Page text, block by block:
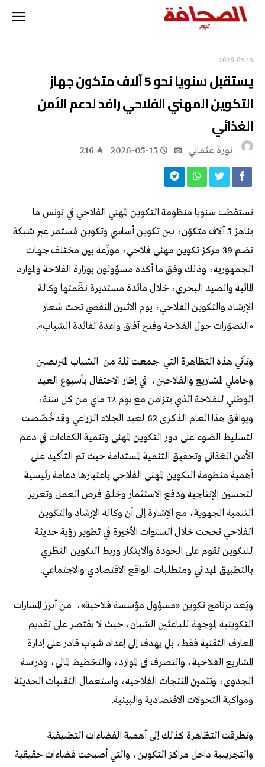
2026-05-15
يستقبل سنويا نحو 5 آلاف متكون جهاز
التكوين المهني الفلاحي رافد لدعم الأمن
الغذائي
نورة‭ ‬عثماني‭ 2026-05-15
216
تستقطب سنويا منظومة التكوين المهني الفلاحي في تونس ما
يناهز 5 آلاف متكوّن، بين تكوين أساسي وتكوين مُستمر عبر شبكة
تضم 39 مركز تكوين مهني فلاحي، موزّعة بين مختلف جهات
الجمهورية، وذلك وفق ما أكده مسؤولون بوزارة الفلاحة والموارد
المائية والصيد البحري، خلال مائدة مستديرة نظّمتها وكالة
الإرشاد والتكوين الفلاحي، يوم الاثنين المنقضي تحت شعار
«التصوّرات حول الفلاحة وفتح آفاق واعدة لفائدة الشباب».
وتأتي هذه التظاهرة التي جمعت ثلة من الشباب المتربصين
وحاملي المشاريع والفلاحين، في إطار الاحتفال بأسبوع العيد
الوطني للفلاحة الذي يتزامن مع يوم 12 ماي من كل سنة،
ويوافق هذا العام الذكرى 62 لعيد الجلاء الزراعي وقدخُصّصت
لتسليط الضوء على دور التكوين المهني وتنمية الكفاءات في دعم
الأمن الغذائي وتحقيق التنمية المستدامة حيث تم التأكيد على
أهمية منظومة التكوين المهني الفلاحي باعتبارها دعامة رئيسية
لتحسين الإنتاجية ودفع الاستثمار وخلق فرص العمل وتعزيز
التنمية الجهوية، مع الإشارة إلى أن وكالة الإرشاد والتكوين
الفلاحي نجحت خلال السنوات الأخيرة في تطوير رؤية حديثة
للتكوين تقوم على الجودة والابتكار وربط التكوين النظري
بالتطبيق الميداني ومتطلبات الواقع الاقتصادي والاجتماعي.
ويُعد برنامج تكوين «مسؤول مؤسسة فلاحية»، من أبرز المسارات
التكوينية الموجهة للباعثين الشبان، حيث لا يقتصر على تقديم
المعارف التقنية فقط، بل يهدف إلى إعداد شباب قادر على إدارة
المشاريع الفلاحية، والتصرف في الموارد، والتخطيط المالي، ودراسة
الجدوى، وتثمين المنتجات الفلاحية، واستعمال التقنيات الحديثة
ومواكبة التحولات الاقتصادية والبيئية.
وتطرقت التظاهرة كذلك إلى أهمية الفضاءات التطبيقية
والتجريبية داخل مراكز التكوين، والتي أصبحت فضاءات حقيقية